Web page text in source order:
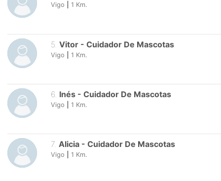
Vigo 1 Km.
5 Vitor - Cuidador De Mascotas
Vigo 1 Km.
6 Inés - Cuidador De Mascotas
Vigo 1 Km.
7. Alicia - Cuidador De Mascotas
Vigo 1 Km.